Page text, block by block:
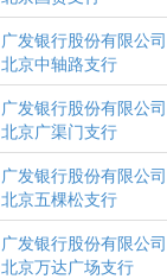
广发银行股份有限公司
北京中轴路支行
广发银行股份有限公司
北京广渠门支行
广发银行股份有限公司
北京五棵松支行
广发银行股份有限公司
北京万达广场支行